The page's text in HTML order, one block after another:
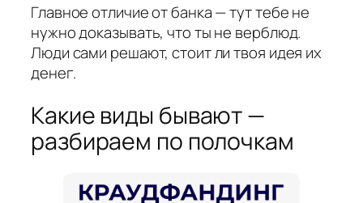
Главное отличие от банка — тут тебе не
нужно доказывать, что ты не верблюд.
Люди сами решают, стоит ли твоя идея их
денег.
Какие виды бывают —
разбираем по полочкам